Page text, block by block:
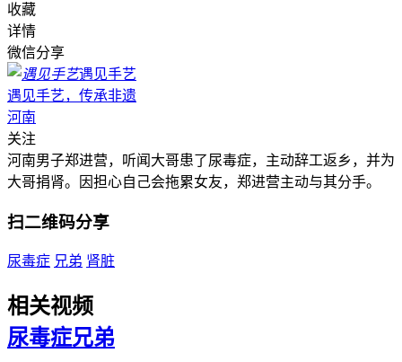
收藏
详情
微信分享
遇见手艺
遇见手艺，传承非遗
河南
关注
河南男子郑进营，听闻大哥患了尿毒症，主动辞工返乡，并为
大哥捐肾。因担心自己会拖累女友，郑进营主动与其分手。
扫二维码分享
尿毒症 兄弟 肾脏
相关视频
尿毒症兄弟